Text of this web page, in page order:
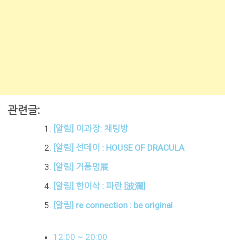
관련글:
[알림] 이과장: 채팅방
[알림] 선데이 : HOUSE OF DRACULA
[알림] 거품멍展
[알림] 한이삭 : 파란 [波瀾]
[알림] re connection : be original
12:00 ~ 20:00